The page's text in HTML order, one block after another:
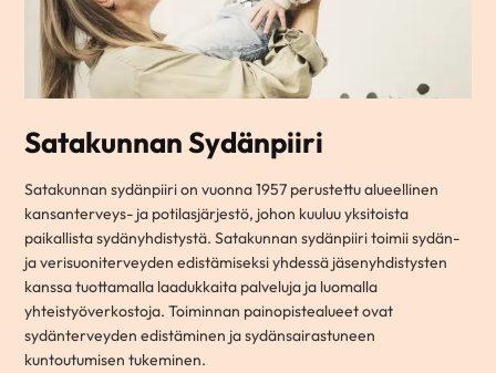
Satakunnan Sydänpiiri
Satakunnan sydänpiiri on vuonna 1957 perustettu alueellinen
kansanterveys- ja potilasjärjestö, johon kuuluu yksitoista
paikallista sydänyhdistystä. Satakunnan sydänpiiri toimii sydän-
ja verisuoniterveyden edistämiseksi yhdessä jäsenyhdistysten
kanssa tuottamalla laadukkaita palveluja ja luomalla
yhteistyöverkostoja. Toiminnan painopistealueet ovat
sydänterveyden edistäminen ja sydänsairastuneen
kuntoutumisen tukeminen.